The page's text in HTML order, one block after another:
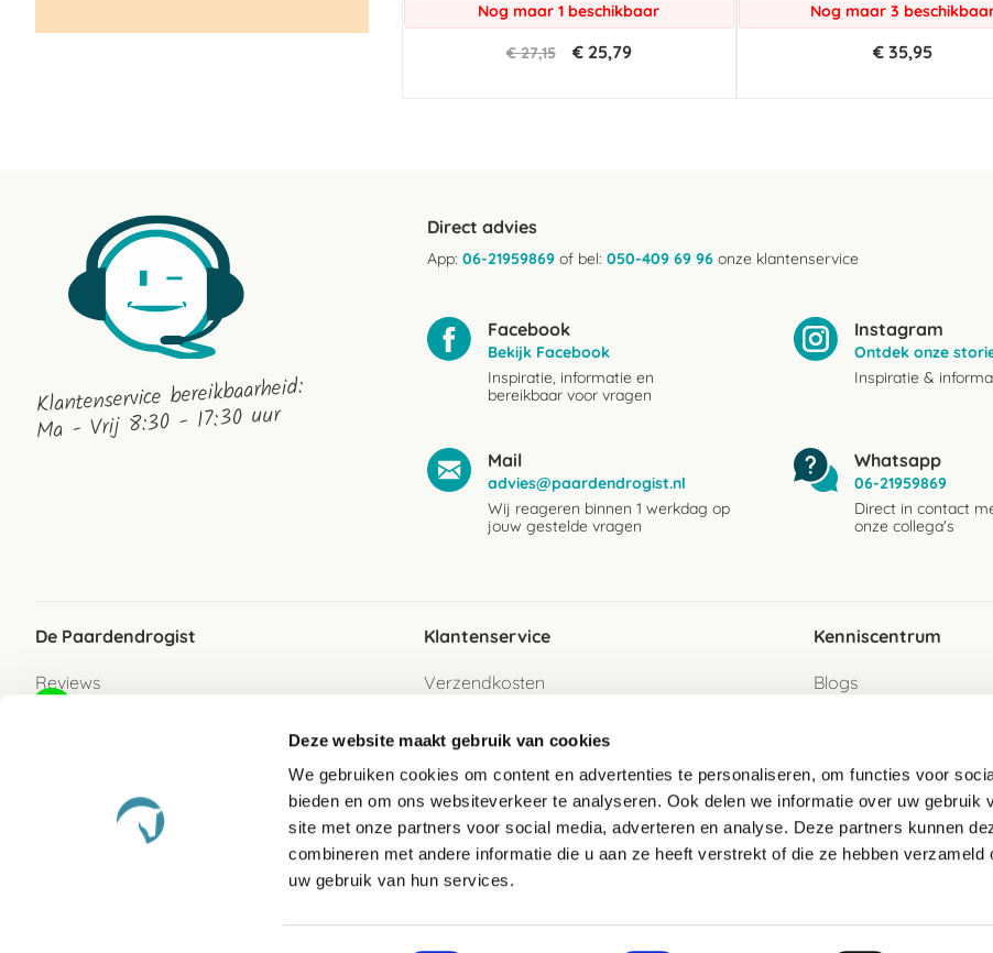
Deze website maakt gebruik van cookies
We gebruiken cookies om content en advertenties te personaliseren, om functies voor
bieden en om ons websiteverkeer te analyseren. Ook delen we informatie over uw gebruik
site met onze partners voor social media, adverteren en analyse. Deze partners kunnen
combineren met andere informatie die u aan ze heeft verstrekt of die ze hebben verzameld
uw gebruik van hun services.
Nog maar 1 beschikbaar
€ 27,15 € 25,79
Nog maar 3
€ 35,95
Klantenservice bereikbaarheid:
Ma - Vrij 8:30 - 17:30 uur
Direct advies
App: 06-21959869 of bel: 050-409 69 96 onze klantenservice
Facebook
Bekijk Facebook
Inspiratie, informatie en
bereikbaar voor vragen
Instagram
Ontdek onze
Inspiratie &
Mail
advies@paardendrogist.nl
Wij reageren binnen 1 werkdag op
jouw gestelde vragen
Whatsapp
06-21959869
Direct in contact
onze collega's
De Paardendrogist
Reviews
Klantenservice
Verzendkosten
Betaalwijzen
Retour
Retour sturen als gast
Garantie
Veelgestelde vragen
Kenniscentrum
Blogs